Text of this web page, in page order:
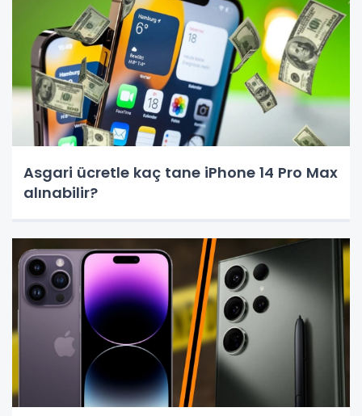
Asgari ücretle kaç tane iPhone 14 Pro Max
alınabilir?